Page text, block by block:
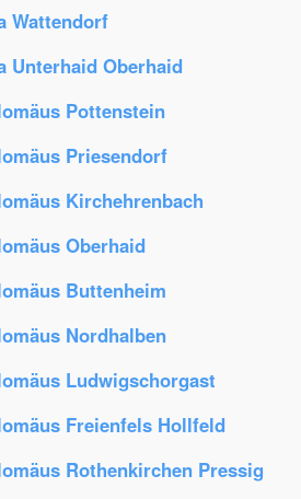
Wattendorf
Unterhaid Oberhaid
Pottenstein
Priesendorf
Kirchehrenbach
Oberhaid
Buttenheim
Nordhalben
Ludwigschorgast
Freienfels Hollfeld
Rothenkirchen Pressig